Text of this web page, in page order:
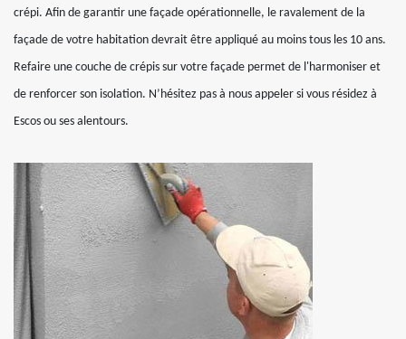
crépi. Afin de garantir une façade opérationnelle, le ravalement de la
façade de votre habitation devrait être appliqué au moins tous les 10 ans.
Refaire une couche de crépis sur votre façade permet de l'harmoniser et
de renforcer son isolation. N’hésitez pas à nous appeler si vous résidez à
Escos ou ses alentours.